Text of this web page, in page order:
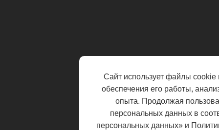
Сайт использует файлы cookie
обеспечения его работы,
опыта. Продолжая
персональных данных в
персональных данных» и